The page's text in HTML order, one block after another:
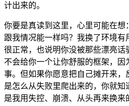
计出来的。
你要是真读到这里，心里可能在想
跟我情况能一样吗？我换了环境有
很正常，也说明你没被那些漂亮
不会给你一个让你舒服的框架，因
事。但如果你愿意把自己摊开来，
是怎么从失败里爬出来的，你就
是我用失控、崩溃、从头再来换来